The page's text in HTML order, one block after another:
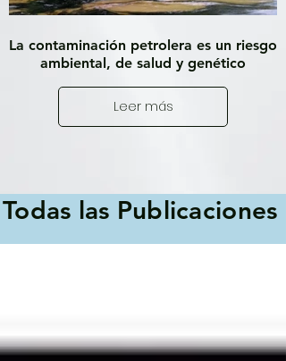
La contaminación petrolera es un riesgo
ambiental, de salud y genético
Leer más
Todas las Publicaciones